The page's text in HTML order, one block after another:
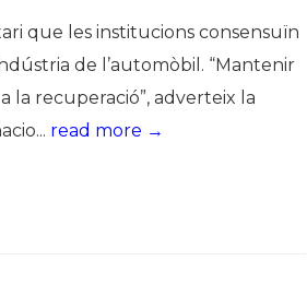
que les institucions consensuïn
de l’automòbil. “Mantenir
la recuperació”, adverteix la
read more →